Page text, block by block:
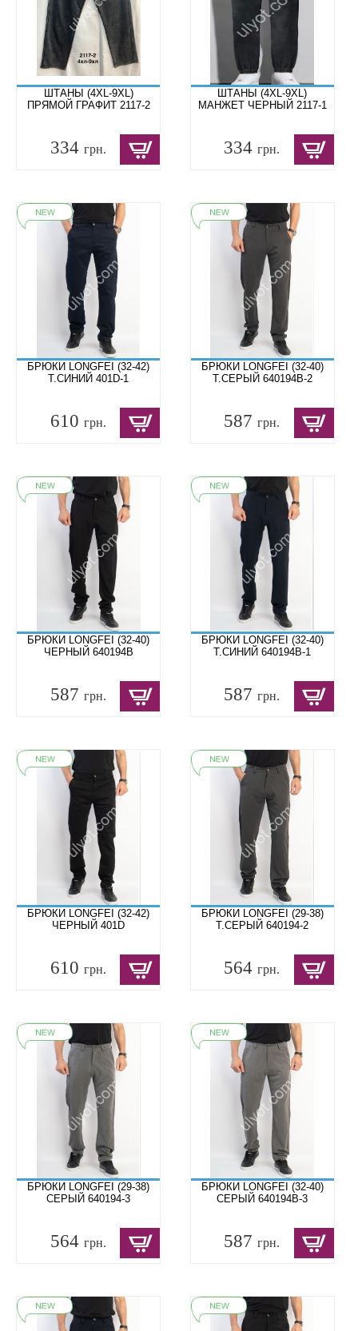
ШТАНЫ (4XL-9XL)
ПРЯМОЙ ГРАФИТ 2117-2
334 грн.
ШТАНЫ (4XL-9XL)
МАНЖЕТ ЧЕРНЫЙ 2117-1
334грн.
БРЮКИ LONGFEI (32-42)
Т.СИНИЙ 401D-1
610 грн.
БРЮКИ LONGFEI (32-40)
Т.СЕРЫЙ 640194B-2
587грн.
БРЮКИ LONGFEI (32-40)
ЧЕРНЫЙ 640194B
587 грн.
БРЮКИ LONGFEI (32-40)
Т.СИНИЙ 640194B-1
587грн.
БРЮКИ LONGFEI (32-42)
ЧЕРНЫЙ 401D
610 грн.
БРЮКИ LONGFEI (29-38)
Т.СЕРЫЙ 640194-2
564грн.
БРЮКИ LONGFEI (29-38)
СЕРЫЙ 640194-3
564 грн.
БРЮКИ LONGFEI (32-40)
СЕРЫЙ 640194B-3
587грн.